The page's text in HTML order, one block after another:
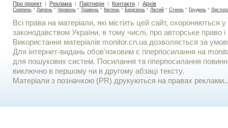
Про проект | Реклама | Партнери | Контакти | Архів :
Серпень * Липень * Червень * Травень * Квітень * Березень * Лютий * Січень * Грудень *
Всі права на матеріали, які містить цей сайт, охороняються у
законодавством України, в тому числі, про авторське право і
Використання матерiалiв monitor.cn.ua дозволяється за
Для iнтернет-видань обов'язковим є гiперпосилання на
для пошукових систем. Посилання та гіперпосилання
виключно в першому чи в другому абзаці тексту.
Матеріали з позначкою (PR) друкуються на правах реклами..